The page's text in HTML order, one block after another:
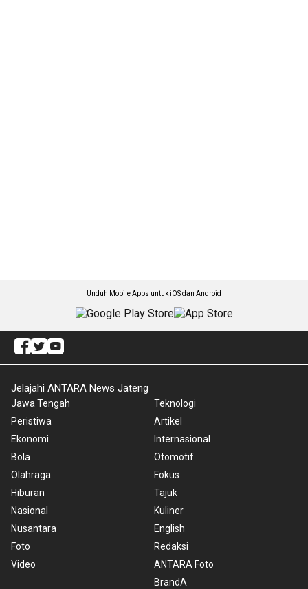
Unduh Mobile Apps untuk iOS dan Android
Jelajahi ANTARA News Jateng
Jawa Tengah
Peristiwa
Ekonomi
Bola
Olahraga
Hiburan
Nasional
Nusantara
Foto
Video
Teknologi
Artikel
Internasional
Otomotif
Fokus
Tajuk
Kuliner
English
Redaksi
ANTARA Foto
BrandA